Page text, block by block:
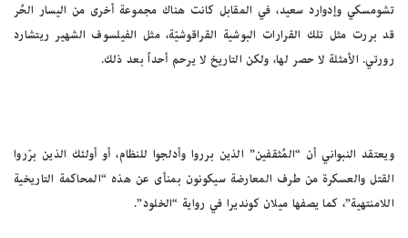
تشومسكي وإدوارد سعيد، في المقابل كانت هناك مجموعة أخرى من اليسار الحُر
قد بررت مثل تلك القرارات البوشية القراقوشيّة، مثل الفيلسوف الشهير ريتشارد
رورتي. الأمثلة لا حصر لها، ولكن التاريخ لا يرحم أحداً بعد ذلك.
ويعتقد النبواني أن “المُثقفين” الذين برروا وأدلجوا للنظام، أو أولئك الذين برّروا
القتل والعسكرة من طرف المعارضة سيكونون بمنأى عن هذه “المحاكمة التاريخية
اللامنتهية”، كما يصفها ميلان كونديرا في رواية “الخلود”.